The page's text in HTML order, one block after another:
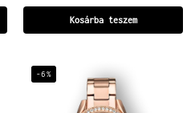
Kosárba teszem
-6%